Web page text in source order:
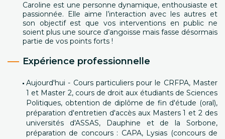
Caroline est une personne dynamique, enthousiaste et
passionnée. Elle aime l’interaction avec les autres et
son objectif est que vos interventions en public ne
soient plus une source d’angoisse mais fasse désormais
partie de vos points forts !
Expérience professionnelle
Aujourd'hui - Cours particuliers pour le CRFPA, Master
1 et Master 2, cours de droit aux étudiants de Sciences
Politiques, obtention de diplôme de fin d'étude (oral),
préparation d'entretien d'accès aux Masters 1 et 2 des
universités d'ASSAS, Dauphine et de la Sorbone,
préparation de concours : CAPA, Lysias (concours de